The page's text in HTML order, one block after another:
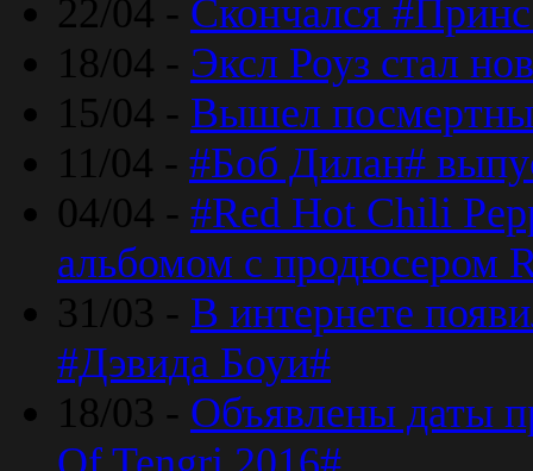
22/04 - Скончался
18/04 - Эксл Роуз стал
15/04 - Вышел
11/04 - #Боб Дилан#
04/04 - #Red Hot Chili
альбомом с продюсером
31/03 - В интернете
#Дэвида Боуи#
18/03 - Объявлены даты